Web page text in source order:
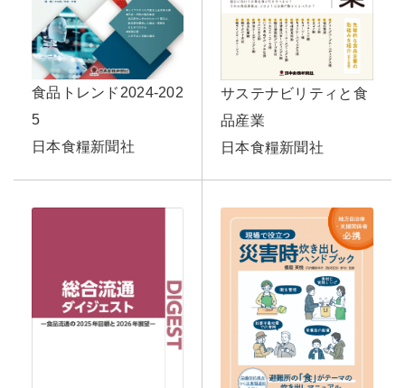
食品トレンド2024-202
5
日本食糧新聞社
サステナビリティと食
品産業
日本食糧新聞社